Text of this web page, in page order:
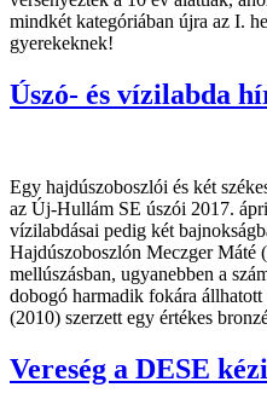
mindkét kategóriában újra az I.
gyerekeknek!
Úszó- és vízilabda
Egy hajdúszoboszlói és két
az Új-Hullám SE úszói 2017.
vízilabdásai pedig két
Hajdúszoboszlón Meczger Máté
mellúszásban, ugyanebben a
dobogó harmadik fokára
(2010) szerzett egy értékes
Vereség a DESE